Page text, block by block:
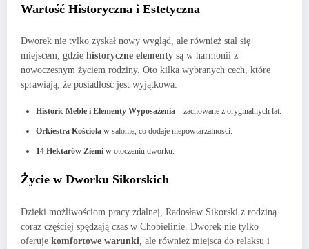
Wartość Historyczna i Estetyczna
Dworek nie tylko zyskał nowy wygląd, ale również stał się
miejscem, gdzie historyczne elementy są w harmonii z
nowoczesnym życiem rodziny. Oto kilka wybranych cech, które
sprawiają, że posiadłość jest wyjątkowa:
Historic Meble i Elementy Wyposażenia – zachowane z oryginalnych lat.
Orkiestra Kościoła w salonie, co dodaje niepowtarzalności.
14 Hektarów Ziemi w otoczeniu dworku.
Życie w Dworku Sikorskich
Dzięki możliwościom pracy zdalnej, Radosław Sikorski z rodziną
coraz częściej spędzają czas w Chobielinie. Dworek nie tylko
oferuje komfortowe warunki , ale również miejsca do relaksu i